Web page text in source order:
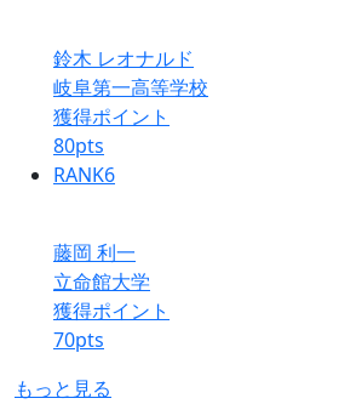
鈴木 レオナルド
岐阜第一高等学校
獲得ポイント
80pts
RANK6
藤岡 利一
立命館大学
獲得ポイント
70pts
もっと見る